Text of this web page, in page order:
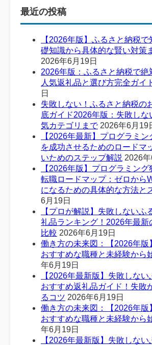
最近の投稿
【2026年版】ふるさと納税
礎知識から具体的な賢い対策
2026年6月19日
2026年版：ふるさと納税で絶
人気返礼品と選び方完全ガイ
日
失敗しない！ふるさと納税の
底ガイド2026年版：失敗しな
気カテゴリまで 2026年6月19
【2026年最新】プログラミ
を成功させるためのロードマ
いためのステップ解説 2026
【2026年版】プログラミン
転職ロードマップ：ゼロから
になるための具体的な方法と
6月19日
【プロが解説】失敗しないふ
礼品ランキング！2026年最新
比較 2026年6月19日
働き方の未来図：【2026年版
おすすめな職種と未経験から
年6月19日
【2026年最新版】失敗しな
おすすめ返礼品ガイド！失敗
るコツ 2026年6月19日
働き方の未来図：【2026年版
おすすめな職種と未経験から
年6月19日
【2026年最新版】失敗しな